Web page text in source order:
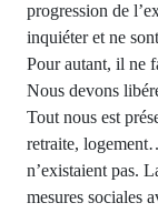
progression de
inquiéter et ne
Pour autant, il ne
Nous devons
Tout nous est
retraite,
n’existaient pas.
mesures sociales